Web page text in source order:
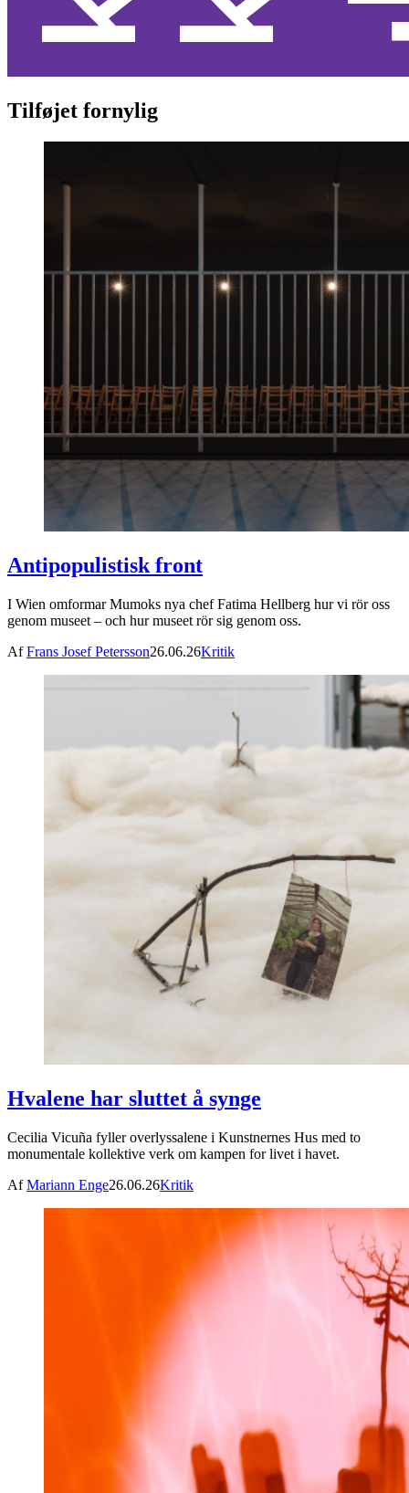
Tilføjet fornylig
Antipopulistisk front
I Wien omformar Mumoks nya chef Fatima Hellberg hur vi rör oss
genom museet – och hur museet rör sig genom oss.
AfFrans Josef Petersson26.06.26Kritik
Hvalene har sluttet å synge
Cecilia Vicuña fyller overlyssalene i Kunstnernes Hus med to
monumentale kollektive verk om kampen for livet i havet.
AfMariann Enge26.06.26Kritik